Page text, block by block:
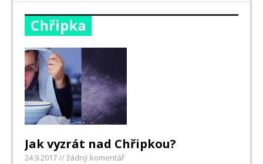
Chřipka
Jak vyzrát nad Chřipkou?
24.9.2017// žádný komentář